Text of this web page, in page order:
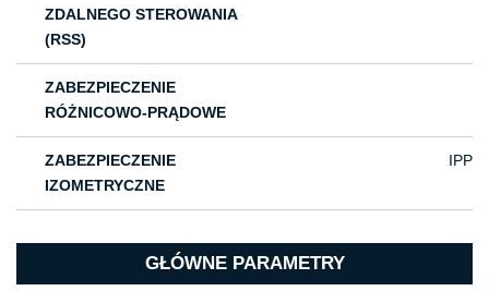
ZDALNEGO STEROWANIA
(RSS)
ZABEZPIECZENIE
RÓŻNICOWO-PRĄDOWE
ZABEZPIECZENIE
IZOMETRYCZNE
IPP
GŁÓWNE PARAMETRY